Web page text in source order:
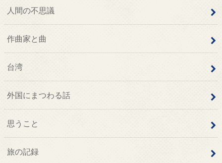
人間の不思議
作曲家と曲
台湾
外国にまつわる話
思うこと
旅の記録